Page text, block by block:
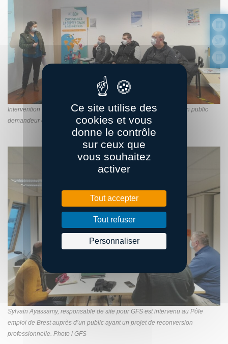
Intervention de l’AFT au Pôle emploi de Lanester (56) auprès d’un public
demandeur d’emploi. Photo l Sylvie Pelé, AFT
Sylvain Ayassamy, responsable de site pour GFS est intervenu au Pôle
emploi de Brest auprès d’un public ayant un projet de reconversion
professionnelle. Photo l GFS
Ce site utilise des
cookies et vous
donne le contrôle
sur ceux que
vous souhaitez
activer
Tout accepter
Tout refuser
Personnaliser